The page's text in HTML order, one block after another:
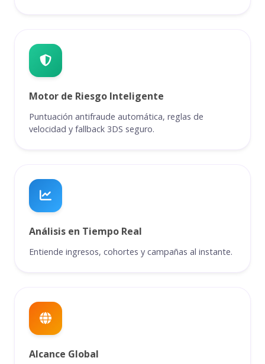
Motor de Riesgo Inteligente
Puntuación antifraude automática, reglas de
velocidad y fallback 3DS seguro.
Análisis en Tiempo Real
Entiende ingresos, cohortes y campañas al instante.
Alcance Global